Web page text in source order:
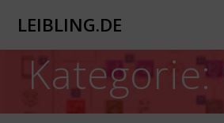
LEIBLING.DE
Kategorie: